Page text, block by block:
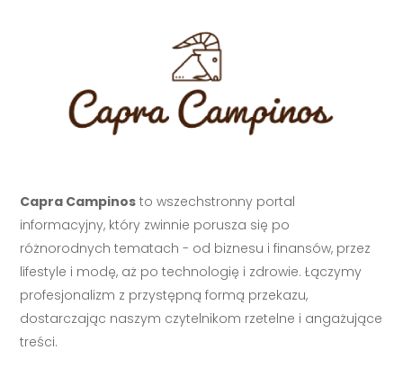
Capra Campinos to wszechstronny portal
informacyjny, który zwinnie porusza się po
różnorodnych tematach - od biznesu i finansów, przez
lifestyle i modę, aż po technologię i zdrowie. Łączymy
profesjonalizm z przystępną formą przekazu,
dostarczając naszym czytelnikom rzetelne i angażujące
treści.